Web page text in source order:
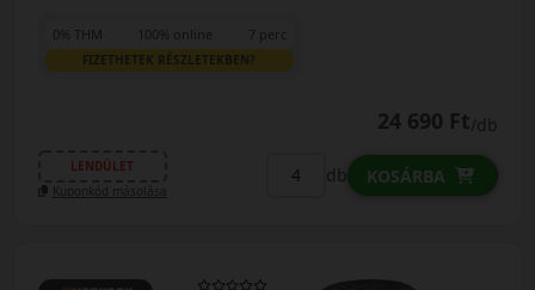
0% THM 100% online 7 perc
FIZETHETEK RÉSZLETEKBEN?
24 690 Ft/db
LENDÜLET
Kuponkód másolása
db KOSÁRBA